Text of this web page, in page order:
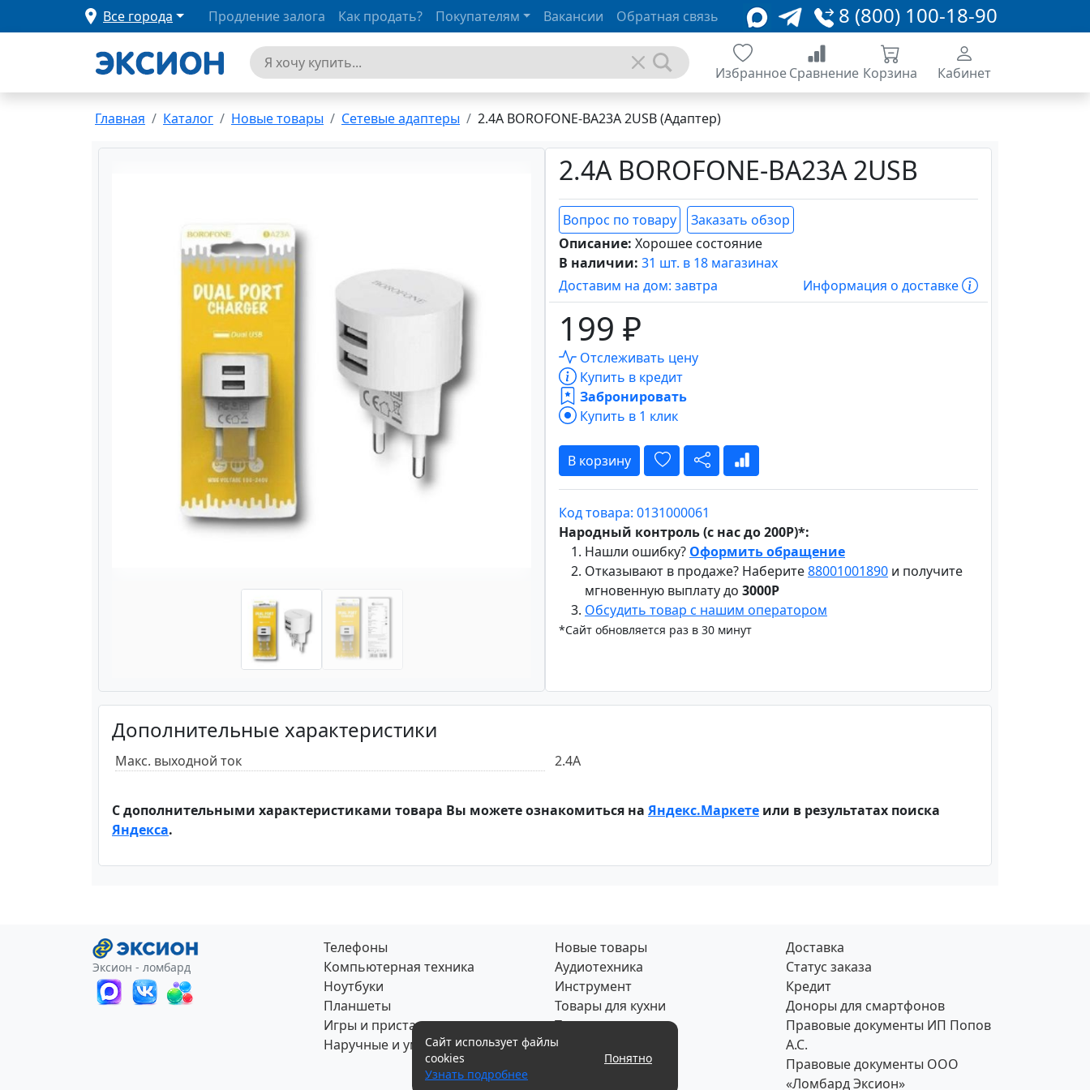
Все города 8 (800) 100-18-90
Продление залога Как продать? Покупателям Вакансии Обратная связь
ИзбранноеСравнение Корзина Кабинет
Главная Каталог Новые товары Сетевые адаптеры 2.4A BOROFONE-BA23A 2USB (Адаптер)
2.4A BOROFONE-BA23A 2USB
Вопрос по товару
Заказать обзор
Описание: Хорошее состояние
В наличии: 31 шт. в 18 магазинах
Доставим на дом: завтра
Информация о доставке
199 ₽
Отслеживать цену
Купить в кредит
Забронировать
Купить в 1 клик
В корзину
Код товара: 0131000061
Народный контроль (с нас до 200Р)*:
Нашли ошибку? Оформить обращение
Отказывают в продаже? Наберите88001001890 и получите
мгновенную выплату до 3000Р
Обсудить товар с нашим оператором
*Сайт обновляется раз в 30 минут
Дополнительные характеристики
Макс. выходной ток 2.4A
С дополнительными характеристиками товара Вы можете ознакомиться на Яндекс.Маркете или в результатах поиска
Яндекса.
Эксион - ломбард
Телефоны
Компьютерная техника
Ноутбуки
Планшеты
Игры и приставки
Наручные и умные часы
Новые товары
Аудиотехника
Инструмент
Товары для кухни
Товары для дома
Скупка по почте
Доставка
Статус заказа
Кредит
Доноры для смартфонов
Правовые документы ИП Попов
А.С.
Правовые документы ООО
«Ломбард Эксион»
Сайт использует файлы
cookies
Узнать подробнее
Понятно